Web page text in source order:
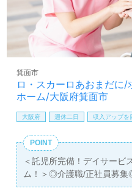
LINE、メール、お電話な
相談可能です。転職相談、
料サービスをご利用いただ
あり！＞"転職支援"のプロ
せお待ちしております。
ロ・スカーロあおまだに
ホーム/大阪府箕面市
箕面市
大阪府 週休二日 収入アップを
POINT
＜託児所完備！デイサービ
ム！＞◎介護職/正社員募
円/賞与2回】